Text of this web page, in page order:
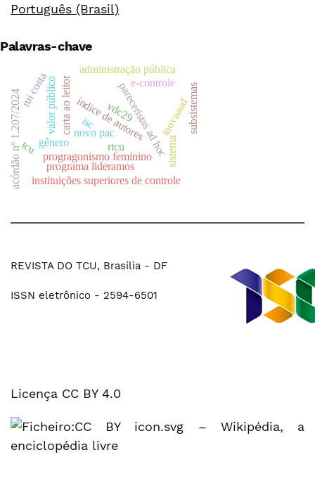
Português (Brasil)
Palavras-chave
pareceristas ad hoc
índice de autores
carta ao leitor
gênero
progragonismo feminino
administração pública
valor público inovaaud
vdc29
programa lideramos
tcu
isc
sistema
subsistemas
rtcu
acórdão nº 1.207/2024
e-controle
instituições superiores de controle
rui costa
novo pac
REVISTA DO TCU, Brasília - DF
ISSN eletrônico - 2594-6501
Licença CC BY 4.0